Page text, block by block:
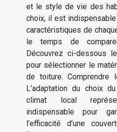
et le style de vie des
choix, il est
caractéristiques de
le temps de
Découvrez ci-dessous
pour sélectionner le
de toiture. Comprendre
L’adaptation du choix
climat local
indispensable pour
l’efficacité d’une